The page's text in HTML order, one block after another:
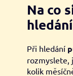
Na co
Při hledání
rozmyslete,
kolik